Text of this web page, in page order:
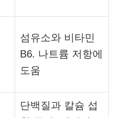
섬유소와 비타민
B6. 나트륨 저항에
도움
단백질과 칼슘 섭